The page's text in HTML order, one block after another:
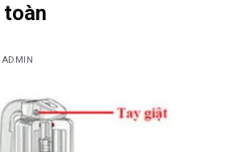
toàn
ADMIN